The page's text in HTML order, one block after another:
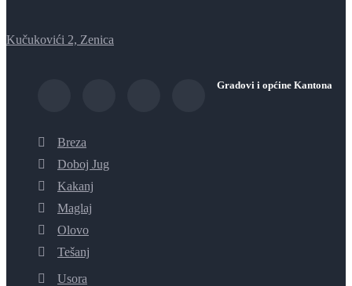
Kučukovići 2, Zenica
Gradovi i općine Kantona
Breza
Doboj Jug
Kakanj
Maglaj
Olovo
Tešanj
Usora